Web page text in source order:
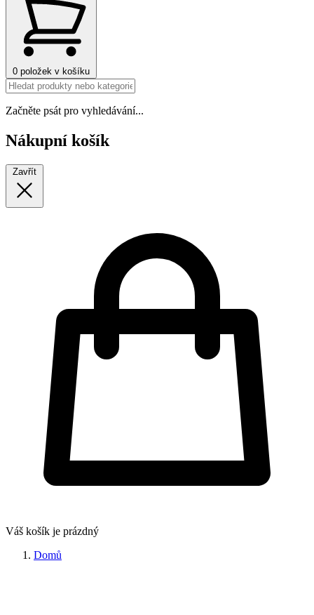
0 položek v košíku
Začněte psát pro vyhledávání...
Nákupní košík
Zavřít
Váš košík je prázdný
Domů